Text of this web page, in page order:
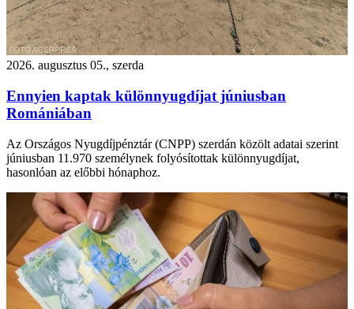
2026. augusztus 05., szerda
Ennyien kaptak különnyugdíjat júniusban
Romániában
Az Országos Nyugdíjpénztár (CNPP) szerdán közölt adatai szerint
júniusban 11.970 személynek folyósítottak különnyugdíjat,
hasonlóan az előbbi hónaphoz.